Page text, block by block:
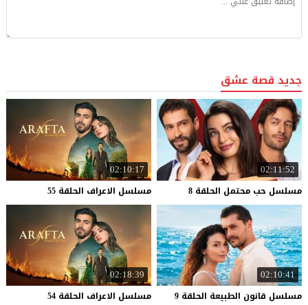
جديد قصة عشق
02:11:52
مسلسل حب محتمل الحلقة 8
02:10:17
مسلسل الاعراف الحلقة 55
02:10:41
مسلسل قانون الطبيعة الحلقة 9
02:18:39
مسلسل الاعراف الحلقة 54